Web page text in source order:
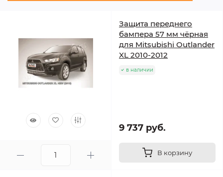
Защита переднего
бампера 57 мм чёрная
для Mitsubishi Outlander
XL 2010-2012
в наличии
9 737 руб.
В корзину